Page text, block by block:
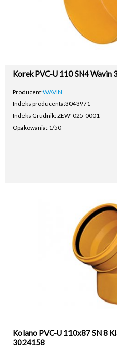
Korek PVC-U 110 SN4 Wavin
Producent:WAVIN
Indeks producenta:3043971
Indeks Grudnik: ZEW-025-0001
Opakowania: 1/50
Kolano PVC-U 110x87 SN 8
3024158